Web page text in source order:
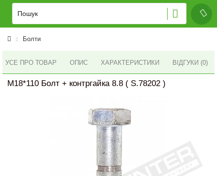
Болти
УСЕ ПРО ТОВАР ОПИС ХАРАКТЕРИСТИКИ ВІДГУКИ (0)
M18*110 Болт + контргайка 8.8 ( S.78202 )